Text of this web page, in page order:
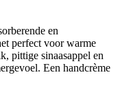
en
perfect voor warme
pittige sinaasappel en
Een handcrème